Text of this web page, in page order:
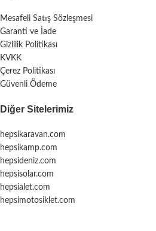
Mesafeli Satış Sözleşmesi
Garanti ve İade
Gizlilik Politikası
KVKK
Çerez Politikası
Güvenli Ödeme
Diğer Sitelerimiz
hepsikaravan.com
hepsikamp.com
hepsideniz.com
hepsisolar.com
hepsialet.com
hepsimotosiklet.com